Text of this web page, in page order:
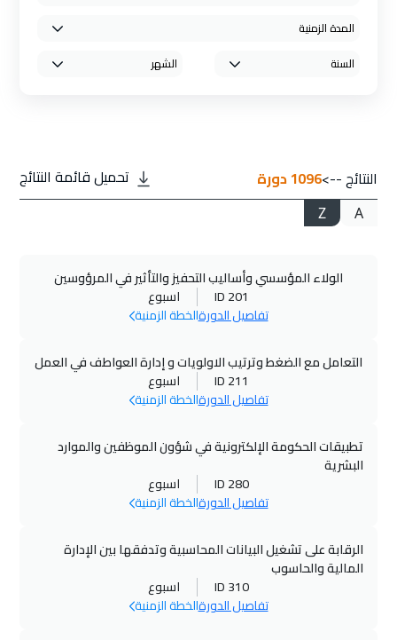
النتائج -->1096دورة تحميل قائمة النتائج
A
Z
الولاء المؤسسي وأساليب التحفيز والتأثير في المرؤوسين
ID 201
اسبوع
تفاصيل الدورةالخطة الزمنية
التعامل مع الضغط وترتيب الاولويات و إدارة العواطف في العمل
ID 211
اسبوع
تفاصيل الدورةالخطة الزمنية
تطبيقات الحكومة الإلكترونية في شؤون الموظفين والموارد
البشرية
ID 280
اسبوع
تفاصيل الدورةالخطة الزمنية
الرقابة على تشغيل البيانات المحاسبية وتدفقها بين الإدارة
المالية والحاسوب
ID 310
اسبوع
تفاصيل الدورةالخطة الزمنية